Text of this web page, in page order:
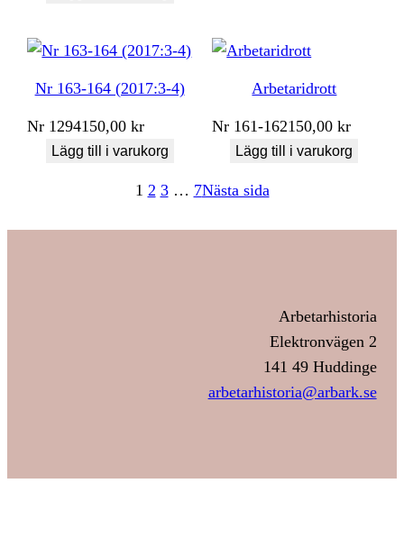
Nr 163-164 (2017:3-4)
Nr 1294150,00kr
Lägg till i varukorg
Arbetaridrott
Nr 161-162150,00kr
Lägg till i varukorg
1 2 3 … 7Nästa sida
Arbetarhistoria
Elektronvägen 2
141 49 Huddinge
arbetarhistoria@arbark.se